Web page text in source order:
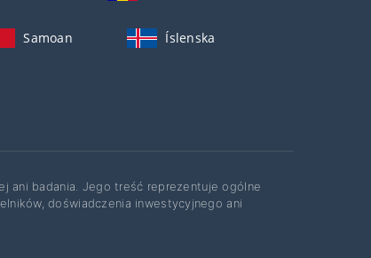
Samoan Íslenska
ani badania. Jego treść reprezentuje ogólne
doświadczenia inwestycyjnego ani